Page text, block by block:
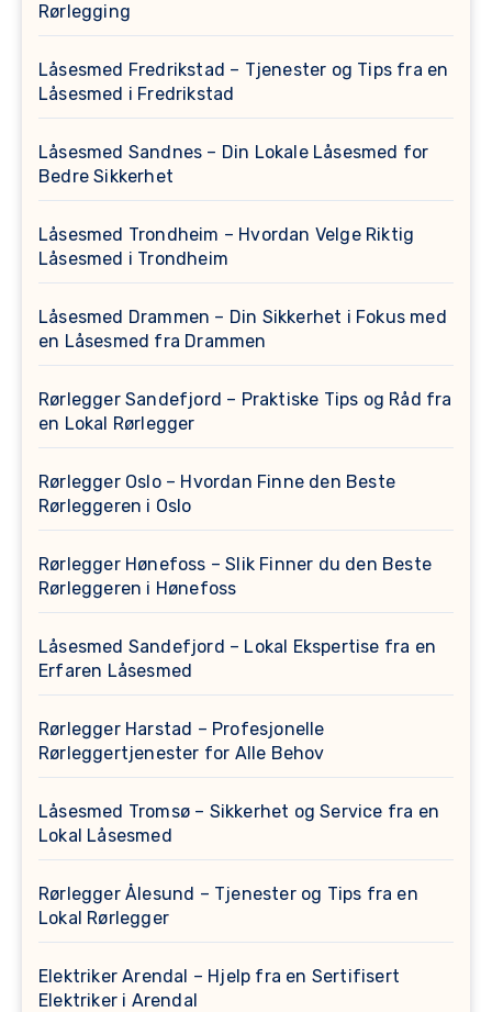
Rørlegging
Låsesmed Fredrikstad – Tjenester og Tips fra en
Låsesmed i Fredrikstad
Låsesmed Sandnes – Din Lokale Låsesmed for
Bedre Sikkerhet
Låsesmed Trondheim – Hvordan Velge Riktig
Låsesmed i Trondheim
Låsesmed Drammen – Din Sikkerhet i Fokus med
en Låsesmed fra Drammen
Rørlegger Sandefjord – Praktiske Tips og Råd fra
en Lokal Rørlegger
Rørlegger Oslo – Hvordan Finne den Beste
Rørleggeren i Oslo
Rørlegger Hønefoss – Slik Finner du den Beste
Rørleggeren i Hønefoss
Låsesmed Sandefjord – Lokal Ekspertise fra en
Erfaren Låsesmed
Rørlegger Harstad – Profesjonelle
Rørleggertjenester for Alle Behov
Låsesmed Tromsø – Sikkerhet og Service fra en
Lokal Låsesmed
Rørlegger Ålesund – Tjenester og Tips fra en
Lokal Rørlegger
Elektriker Arendal – Hjelp fra en Sertifisert
Elektriker i Arendal